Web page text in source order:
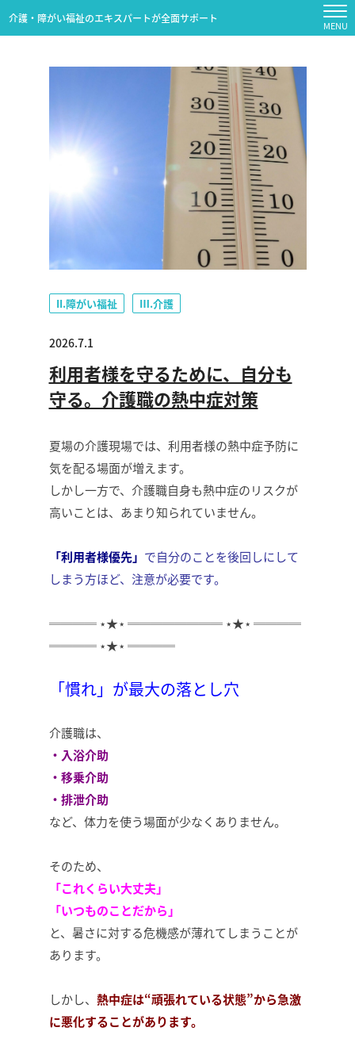
介護・障がい福祉のエキスパートが全面サポート
II.障がい福祉 Ⅲ.介護
2026.7.1
利用者様を守るために、自分も
守る。介護職の熱中症対策
夏場の介護現場では、利用者様の熱中症予防に
気を配る場面が増えます。
しかし一方で、介護職自身も熱中症のリスクが
高いことは、あまり知られていません。
「利用者様優先」 で自分のことを後回しにして
しまう方ほど、注意が必要です。
════ ⋆★⋆ ════════ ⋆★⋆ ════
════ ⋆★⋆ ════
「慣れ」が最大の落とし穴
介護職は、
・入浴介助
・移乗介助
・排泄介助
など、体力を使う場面が少なくありません。
そのため、
「これくらい大丈夫」
「いつものことだから」
と、暑さに対する危機感が薄れてしまうことが
あります。
しかし、 熱中症は“頑張れている状態”から急激
に悪化することがあります。